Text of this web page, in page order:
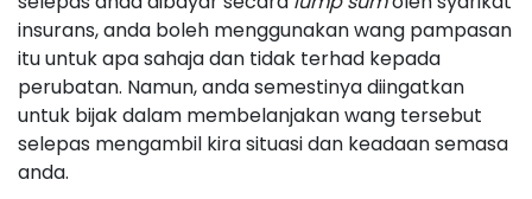
insurans, anda boleh menggunakan wang pampasan
itu untuk apa sahaja dan tidak terhad kepada
perubatan. Namun, anda semestinya diingatkan
untuk bijak dalam membelanjakan wang tersebut
selepas mengambil kira situasi dan keadaan semasa
anda.